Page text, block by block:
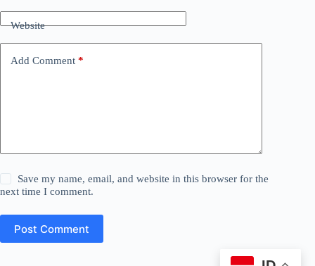
Website
Add Comment *
Save my name, email, and website in this browser for the
next time I comment.
Post Comment